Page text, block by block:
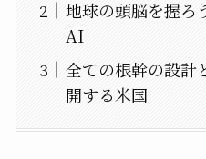
地球の頭脳を握ろ
AI
全ての根幹の設計
開する米国